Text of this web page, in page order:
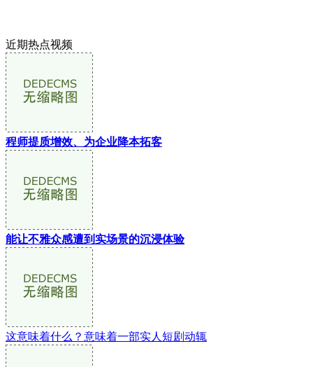
近期热点视频
程师提质增效、为企业降本拓客
能让不雅众感遭到实场景的沉浸体验
这意味着什么？意味着一部实人短剧动辄